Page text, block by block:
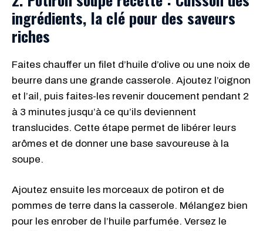
ingrédients, la clé pour des saveurs
riches
Faites chauffer un filet d’huile d’olive ou une noix de
beurre dans une grande casserole. Ajoutez l’oignon
et l’ail, puis faites-les revenir doucement pendant 2
à 3 minutes jusqu’à ce qu’ils deviennent
translucides. Cette étape permet de libérer leurs
arômes et de donner une base savoureuse à la
soupe.
Ajoutez ensuite les morceaux de potiron et de
pommes de terre dans la casserole. Mélangez bien
pour les enrober de l’huile parfumée. Versez le